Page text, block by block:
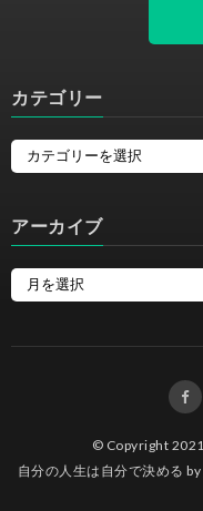
カテゴリー
アーカイブ
© Copyright 2021
自分の人生は自分で決める by